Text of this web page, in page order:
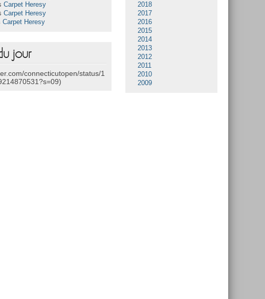
Carpet Heresy
Carpet Heresy
Carpet Heresy
jour
connecticutopen/status/1
2018
2017
2016
2015
2014
2013
2012
2011
2010
2009